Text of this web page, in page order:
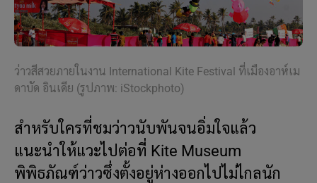
ว่าวสีสวยภายในงาน International Kite Festival ที่เมืองอาห์เม
ดาบัด อินเดีย (รูปภาพ: iStockphoto)
สำหรับใครที่ชมว่าวนับพันจนอิ่มใจแล้ว
แนะนำให้แวะไปต่อที่ Kite Museum
พิพิธภัณฑ์ว่าวซึ่งตั้งอยู่ห่างออกไปไม่ไกลนัก